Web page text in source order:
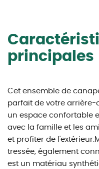
principales
Cet ensemble de
parfait de votre arrière-
un espace confortable
avec la famille et les
et profiter de
tressée, également
est un matériau